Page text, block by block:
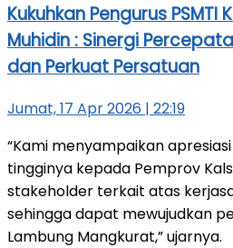
Kukuhkan Pengurus PSMTI
Muhidin : Sinergi
dan Perkuat Persatuan
Jumat, 17 Apr 2026 | 22:19
“Kami menyampaikan
tingginya kepada Pemprov
stakeholder terkait atas
sehingga dapat mewujudkan
Lambung Mangkurat,” ujarnya.